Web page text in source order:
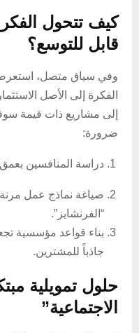
كيف تتحول
قابل للتوسع؟
وفي سياق متصل،
الفكرة إلى الأصل
إلى مشاريع ذات قيمة
ضرورة:
دراسة المنافسين
صياغة نماذج عمل
“الفرنشايز”.
بناء قواعد مؤسسية
جاذباً للمشترين.
حلول تمويلية
الاجتماعية”